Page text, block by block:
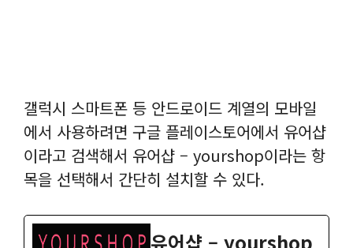
갤럭시 스마트폰 등 안드로이드 계열의 모바일
에서 사용하려면 구글 플레이스토어에서 유어샵
이라고 검색해서 유어샵 – yourshop이라는 항
목을 선택해서 간단히 설치할 수 있다.
유어샵 – yourshop